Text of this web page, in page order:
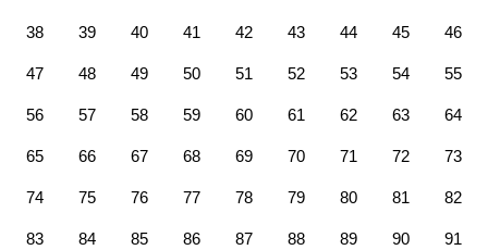
38 39 40 41 42 43 44 45 46
47 48 49 50 51 52 53 54 55
56 57 58 59 60 61 62 63 64
65 66 67 68 69 70 71 72 73
74 75 76 77 78 79 80 81 82
83 84 85 86 87 88 89 90 91